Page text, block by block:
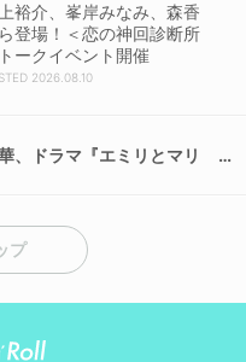
裕介、峯岸みなみ、森香
登場！＜恋の神回診断所
ークイベント開催
2026.08.10
、ドラマ『エミリとマリ
プ